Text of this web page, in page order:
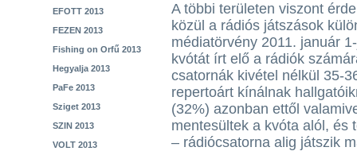
EFOTT 2013
FEZEN 2013
Fishing on Orfű 2013
Hegyalja 2013
PaFe 2013
Sziget 2013
SZIN 2013
VOLT 2013
A többi területen viszont
közül a rádiós játszások
médiatörvény 2011. január
kvótát írt elő a rádiók
csatornák kivétel nélkül 35-
repertoárt kínálnak
(32%) azonban ettől
mentesültek a kvóta alól, és
– rádiócsatorna alig játszik